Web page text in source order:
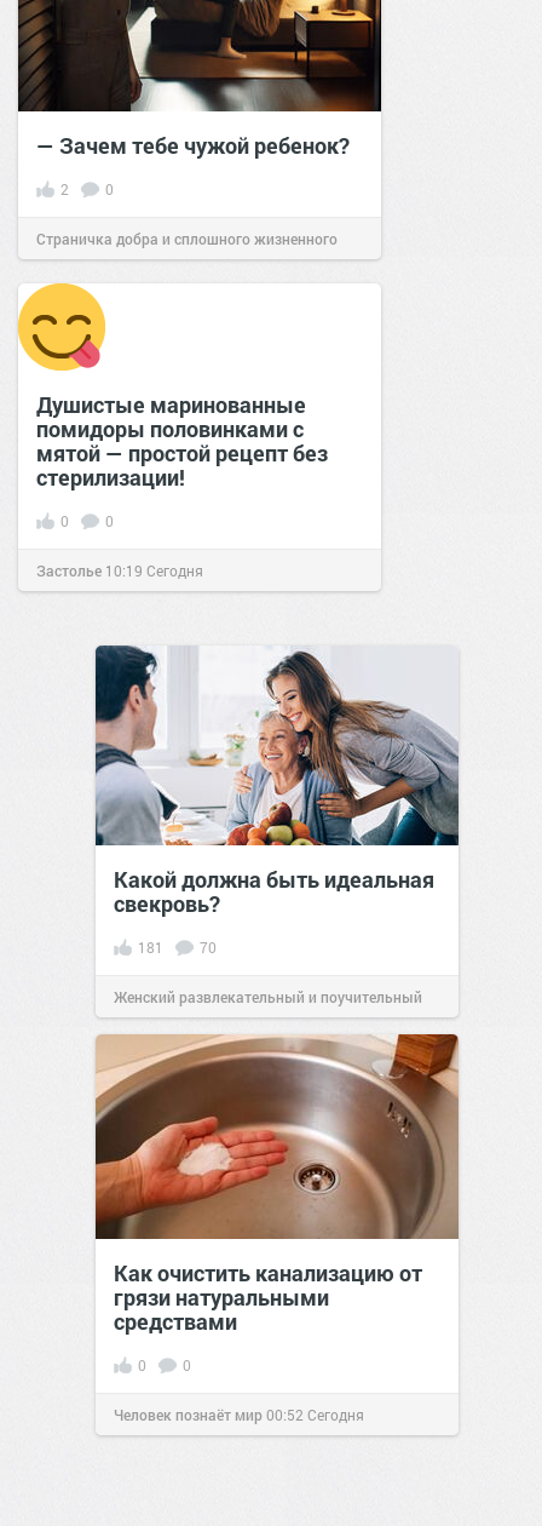
— Зачем тебе чужой ребенок?
2 0
Страничка добра и сплошного жизненного
позитива! 19:0125 ноя 2024
Душистые маринованные
помидоры половинками с
мятой — простой рецепт без
стерилизации!
0 0
Застолье 10:19 Сегодня
Какой должна быть идеальная
свекровь?
181 70
Женский развлекательный и поучительный
сайт.20:1609 июл 2021
Как очистить канализацию от
грязи натуральными
средствами
0 0
Человек познаёт мир00:52 Сегодня